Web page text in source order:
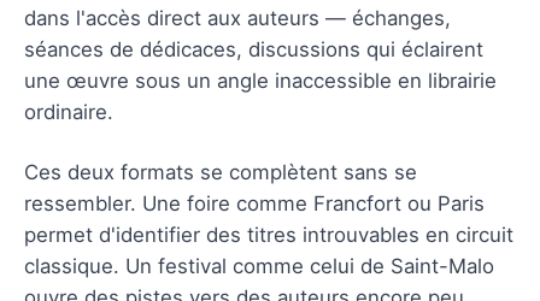
dans l'accès direct aux auteurs — échanges,
séances de dédicaces, discussions qui éclairent
une œuvre sous un angle inaccessible en librairie
ordinaire.
Ces deux formats se complètent sans se
ressembler. Une foire comme Francfort ou Paris
permet d'identifier des titres introuvables en circuit
classique. Un festival comme celui de Saint-Malo